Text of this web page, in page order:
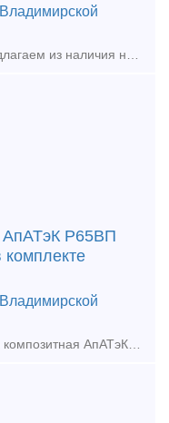
Владимирской
Накладка Р-24 ГОСТ 8141-56- предлагаем из наличия на нашем складе, новая, бу, гарантия качества, оперативная отгрузка. Оплата: наличными, безналичным расчетом, банковской картой. Скидки от выбора о
АпАТэК Р65ВП
Владимирской
Предлагаем из наличия : Накладка композитная АпАТэК Р65ВП ЦП-499-2шт, Прокладка стыковая ПСН-65 ЦП-507-1шт., Прокладка стыковая ПСН-65 ЦП-507-1шт., Планка стопорная СИ-Р65ВП-8-2 ЦП-504-2шт., Планка ст